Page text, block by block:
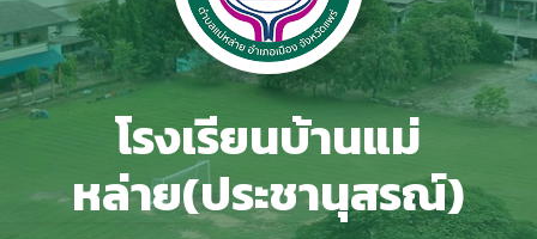
โรงเรียนบ้านแม่
หล่าย(ประชานุสรณ์)